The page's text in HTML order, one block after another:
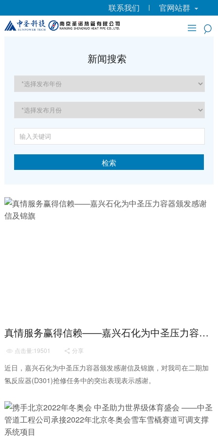
官网站群
联系我们
新闻搜索
检索
真情服务赢得信赖——嘉兴石化为中圣压力容器颁发感谢信及锦旗
 点击量:19501  分享
近日，嘉兴石化为中圣压力容器颁发感谢信及锦旗，对我司在二期加
氢反应器(D301)抢修任务中的突出表现表示感谢。